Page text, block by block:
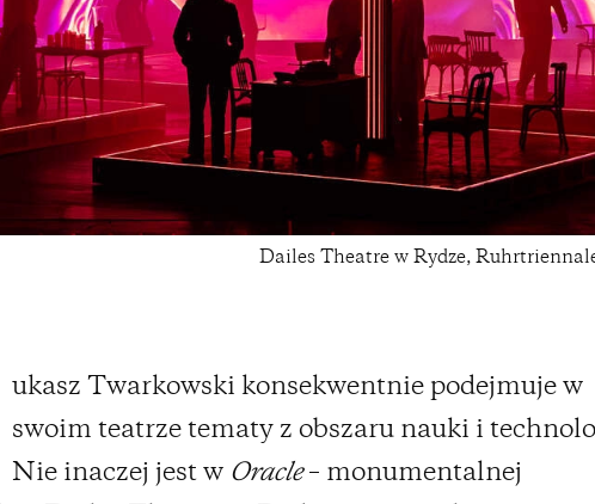
Dailes Theatre w Rydze,
ukasz Twarkowski konsekwentnie podejmuje w
swoim teatrze tematy z obszaru nauki i
Nie inaczej jest w Oracle– monumentalnej